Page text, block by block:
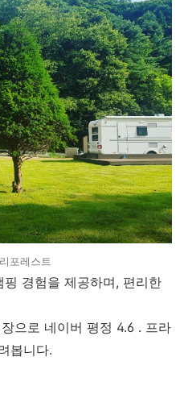
포레스트
경험을 제공하며, 편리한
으로 네이버 평정 4.6 . 프라
봅니다.